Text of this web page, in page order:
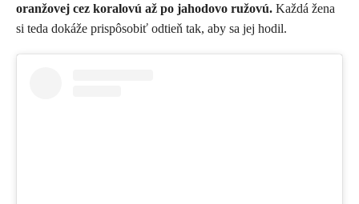
oranžovej cez koralovú až po jahodovo ružovú. Každá žena
si teda dokáže prispôsobiť odtieň tak, aby sa jej hodil.